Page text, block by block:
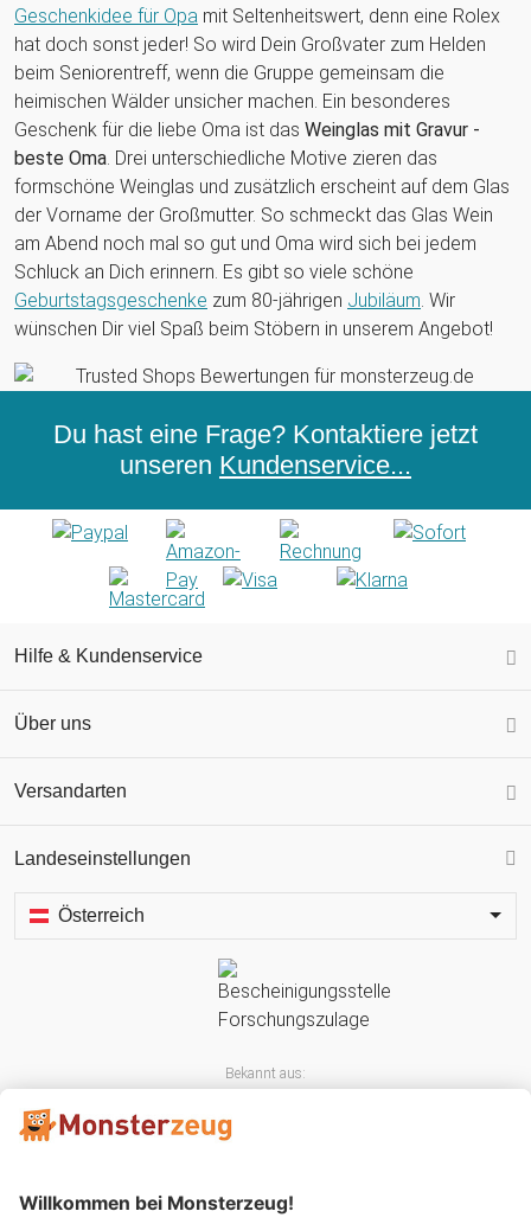
Geschenkidee für Opa mit Seltenheitswert, denn eine Rolex
hat doch sonst jeder! So wird Dein Großvater zum Helden
beim Seniorentreff, wenn die Gruppe gemeinsam die
heimischen Wälder unsicher machen. Ein besonderes
Geschenk für die liebe Oma ist das Weinglas mit Gravur -
beste Oma . Drei unterschiedliche Motive zieren das
formschöne Weinglas und zusätzlich erscheint auf dem Glas
der Vorname der Großmutter. So schmeckt das Glas Wein
am Abend noch mal so gut und Oma wird sich bei jedem
Schluck an Dich erinnern. Es gibt so viele schöne
Geburtstagsgeschenke zum 80-jährigen Jubiläum . Wir
wünschen Dir viel Spaß beim Stöbern in unserem Angebot!
Du hast eine Frage? Kontaktiere jetzt
unseren Kundenservice...
Hilfe & Kundenservice
Über uns
Versandarten
Landeseinstellungen
Österreich
Bekannt aus: